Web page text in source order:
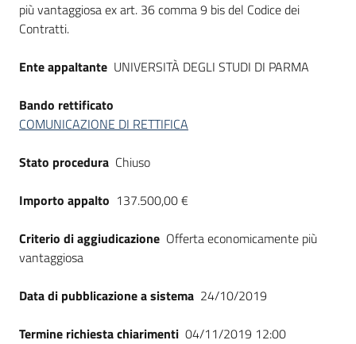
su
più vantaggiosa ex art. 36 comma 9 bis del Codice dei
Contratti.
Ente appaltante UNIVERSITÀ DEGLI STUDI DI PARMA
Bando rettificato
COMUNICAZIONE DI RETTIFICA
Stato procedura Chiuso
Importo appalto 137.500,00 €
Criterio di aggiudicazione Offerta economicamente più
vantaggiosa
Data di pubblicazione a sistema 24/10/2019
Termine richiesta chiarimenti 04/11/2019 12:00